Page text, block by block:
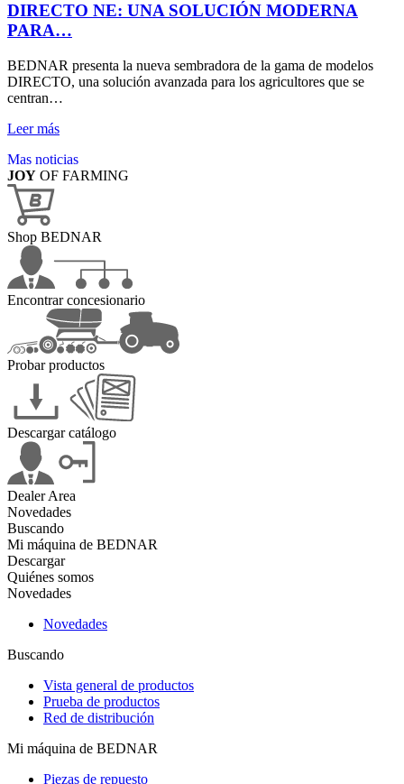
DIRECTO NE: UNA SOLUCIÓN MODERNA
PARA…
BEDNAR presenta la nueva sembradora de la gama de modelos
DIRECTO, una solución avanzada para los agricultores que se
centran…
Leer más
Mas noticias
JOY OF FARMING
Shop BEDNAR
Encontrar concesionario
Probar productos
Descargar catálogo
Dealer Area
Novedades
Buscando
Mi máquina de BEDNAR
Descargar
Quiénes somos
Novedades
Novedades
Buscando
Vista general de productos
Prueba de productos
Red de distribución
Mi máquina de BEDNAR
Piezas de repuesto